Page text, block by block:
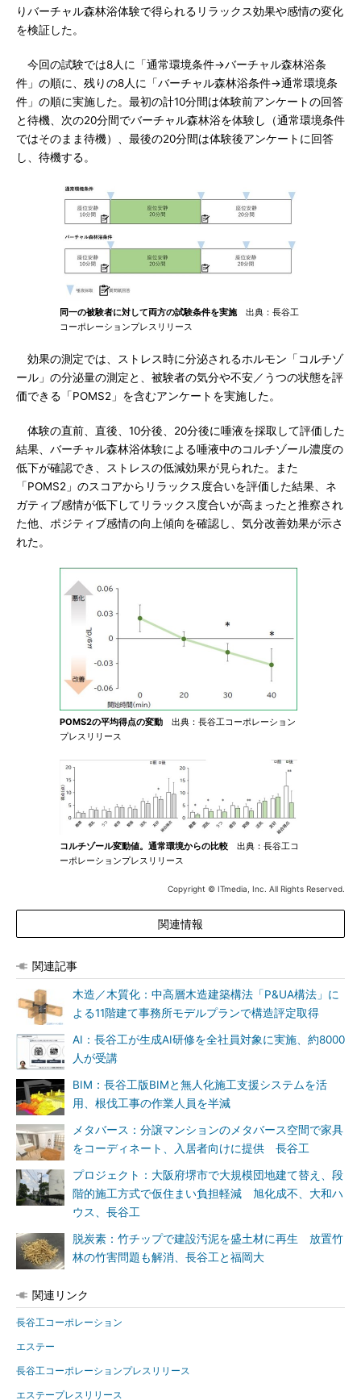
りバーチャル森林浴体験で得られるリラックス効果や感情の変化
を検証した。
今回の試験では8人に「通常環境条件→バーチャル森林浴条
件」の順に、残りの8人に「バーチャル森林浴条件→通常環境条
件」の順に実施した。最初の計10分間は体験前アンケートの回答
と待機、次の20分間でバーチャル森林浴を体験し（通常環境条件
ではそのまま待機）、最後の20分間は体験後アンケートに回答
し、待機する。
同一の被験者に対して両方の試験条件を実施 出典：長谷工
コーポレーションプレスリリース
効果の測定では、ストレス時に分泌されるホルモン「コルチゾ
ール」の分泌量の測定と、被験者の気分や不安／うつの状態を評
価できる「POMS2」を含むアンケートを実施した。
体験の直前、直後、10分後、20分後に唾液を採取して評価した
結果、バーチャル森林浴体験による唾液中のコルチゾール濃度の
低下が確認でき、ストレスの低減効果が見られた。また
「POMS2」のスコアからリラックス度合いを評価した結果、ネ
ガティブ感情が低下してリラックス度合いが高まったと推察され
た他、ポジティブ感情の向上傾向を確認し、気分改善効果が示さ
れた。
POMS2の平均得点の変動 出典：長谷工コーポレーション
プレスリリース
コルチゾール変動値。通常環境からの比較 出典：長谷工コ
ーポレーションプレスリリース
Copyright © ITmedia, Inc. All Rights Reserved.
関連情報
関連記事
木造／木質化：中高層木造建築構法「P&UA構法」に
よる11階建て事務所モデルプランで構造評定取得
AI：長谷工が生成AI研修を全社員対象に実施、約8000
人が受講
BIM：長谷工版BIMと無人化施工支援システムを活
用、根伐工事の作業人員を半減
メタバース：分譲マンションのメタバース空間で家具
をコーディネート、入居者向けに提供 長谷工
プロジェクト：大阪府堺市で大規模団地建て替え、段
階的施工方式で仮住まい負担軽減 旭化成不、大和ハ
ウス、長谷工
脱炭素：竹チップで建設汚泥を盛土材に再生 放置竹
林の竹害問題も解消、長谷工と福岡大
関連リンク
長谷工コーポレーション
エステー
長谷工コーポレーションプレスリリース
エステープレスリリース